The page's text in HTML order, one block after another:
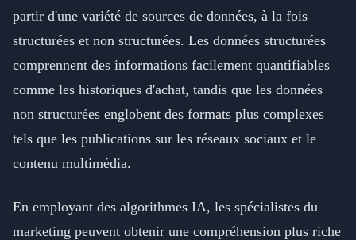
partir d'une variété de sources de données, à la fois
structurées et non structurées. Les données structurées
comprennent des informations facilement quantifiables
comme les historiques d'achat, tandis que les données
non structurées englobent des formats plus complexes
tels que les publications sur les réseaux sociaux et le
contenu multimédia.
En employant des algorithmes IA, les spécialistes du
marketing peuvent obtenir une compréhension plus riche